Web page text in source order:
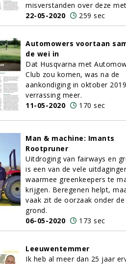
misverstanden over deze
22-05-2020
259 sec
Automowers voortaan
de wei in
Dat Husqvarna met
Club zou komen, was na de
aankondiging in oktober
verrassing meer.
11-05-2020
170 sec
Man & machine: Imants
Rootpruner
Uitdroging van fairways en
is een van de vele
waarmee greenkeepers te
krijgen. Beregenen helpt,
vaak zit de oorzaak onder de
grond.
06-05-2020
173 sec
Leeuwentemmer
Ik heb al meer dan 25 jaar